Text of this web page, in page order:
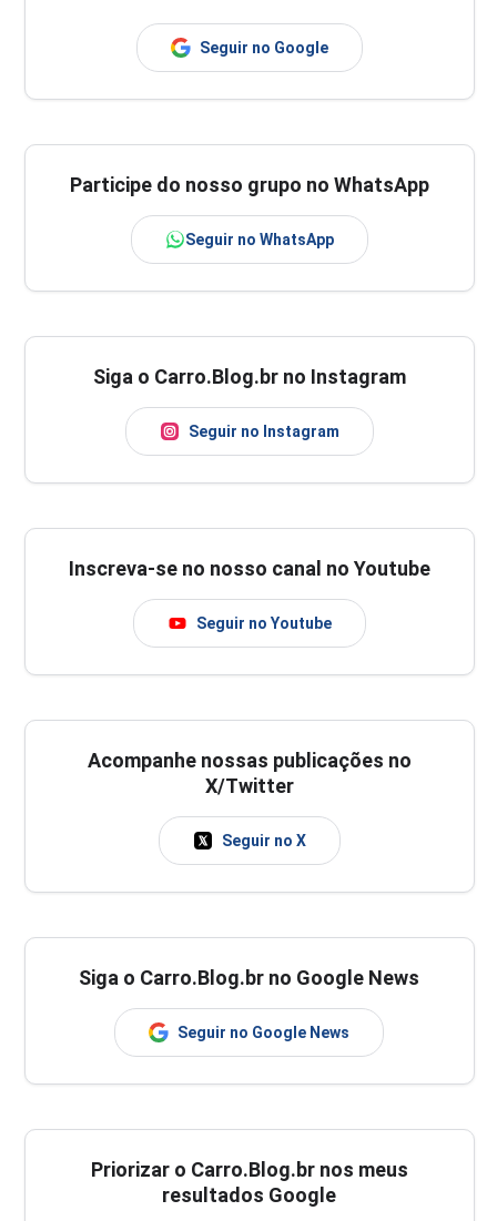
Seguir no Google
Participe do nosso grupo no WhatsApp
Seguir no WhatsApp
Siga o Carro.Blog.br no Instagram
Seguir no Instagram
Inscreva-se no nosso canal no Youtube
Seguir no Youtube
Acompanhe nossas publicações no
X/Twitter
Seguir no X
Siga o Carro.Blog.br no Google News
Seguir no Google News
Priorizar o Carro.Blog.br nos meus
resultados Google